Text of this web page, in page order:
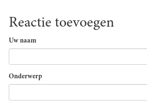
Reactie toevoegen
Uw naam
Onderwerp